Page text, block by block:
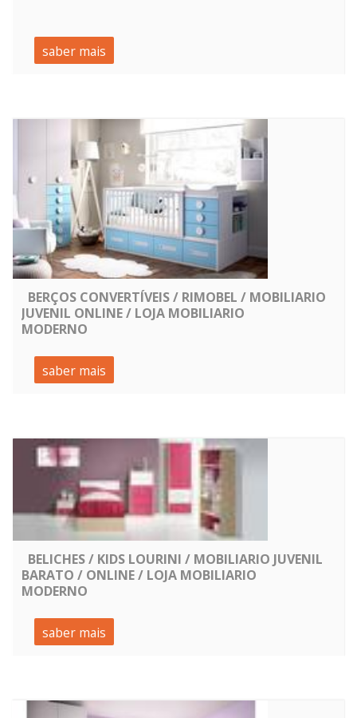
saber mais
BERÇOS CONVERTÍVEIS / RIMOBEL / MOBILIARIO
JUVENIL ONLINE / LOJA MOBILIARIO
MODERNO
saber mais
BELICHES / KIDS LOURINI / MOBILIARIO JUVENIL
BARATO / ONLINE / LOJA MOBILIARIO
MODERNO
saber mais